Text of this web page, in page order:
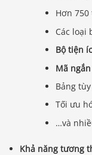
Hơn
Các loại
Bộ tiện
Mã
Bảng
Tối ưu
…và
Khả năng tương